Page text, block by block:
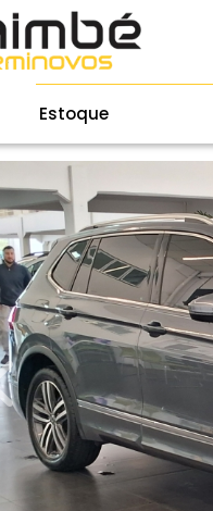
Estoque
Previous